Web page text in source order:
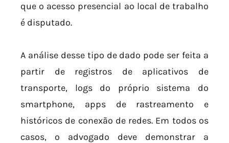
que o acesso presencial ao local de trabalho
é disputado.
A análise desse tipo de dado pode ser feita a
partir de registros de aplicativos de
transporte, logs do próprio sistema do
smartphone, apps de rastreamento e
históricos de conexão de redes. Em todos os
casos, o advogado deve demonstrar a